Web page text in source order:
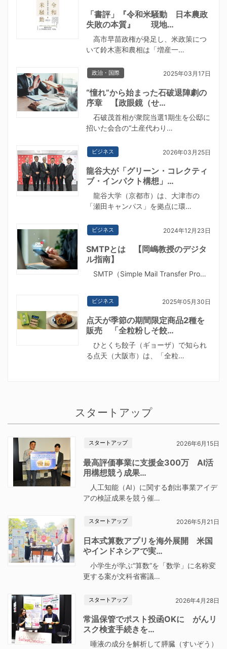
「書評」『令和米騒動 日本農政
失敗の本質』 現地…
高市早苗政権が発足し、米政策につ
いて鈴木憲和農相は「増産一…
政治・国際 2025年03月17日
“憧れ”から始まった石破退陣劇の
序章 【政眼鏡（せ…
石破茂首相が衆院当選1期生を公邸に
招いた会合の“土産代わり…
ビジネス 2026年03月25日
龍谷大が「グリーン・コレクティ
ブ・インパクト構想」…
龍谷大学（京都市）は、大津市の
「瀬田キャンパス」を拠点に環…
ビジネス 2024年12月23日
SMTPとは 【岡嶋教授のデジタ
ル指南】
SMTP（Simple Mail Transfer Pro…
ビジネス 2025年05月30日
点天が季節の期間限定商品2種を
販売 「全粒粉しそ餃…
ひとくち餃子（ギョーザ）で知られ
る点天（大阪市）は、「全粒…
スタートアップ
スタートアップ 2026年6月15日
最高評価事業に支援金300万 AI活
用構想競う成果…
人工知能（AI）に関する創出事業アイデ
アの検証成果を競う催…
スタートアップ 2026年5月21日
日本式算数アプリを海外展開 米国
やインドネシアで実…
小学生が学ぶ“算数”を「数学」に名称変
更する案が文科省審議…
スタートアップ 2026年4月28日
常温保管でポスト投函OKに がんリ
スク検査手続きを…
唾液の成分を解析して膵臓（すいぞう）